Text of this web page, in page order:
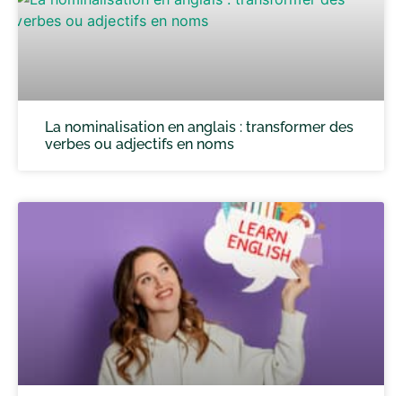
La nominalisation en anglais : transformer des
verbes ou adjectifs en noms